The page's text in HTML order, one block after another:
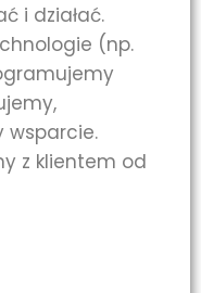
i działać.
(np.
wsparcie.
z klientem od